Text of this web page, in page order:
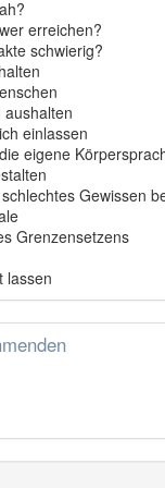
erreichen?
schwierig?
aushalten
einlassen
eigene
Gewissen
Grenzensetzens
lassen